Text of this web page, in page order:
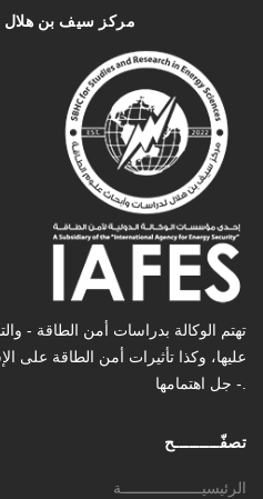
مركز سیف بن هلال
تهتم الوكالة بدراسات أمن الطاقة -
عليها، وكذا تأثیرات أمن الطاقة على
- جل اهتمامها.
تصفّـــــــــح
الرئيسيــــــــــــــــــة